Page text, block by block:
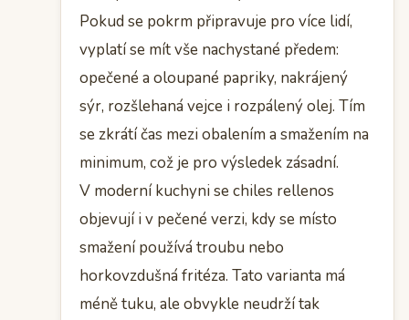
Pokud se pokrm připravuje pro více lidí,
vyplatí se mít vše nachystané předem:
opečené a oloupané papriky, nakrájený
sýr, rozšlehaná vejce i rozpálený olej. Tím
se zkrátí čas mezi obalením a smažením na
minimum, což je pro výsledek zásadní.
V moderní kuchyni se chiles rellenos
objevují i v pečené verzi, kdy se místo
smažení používá troubu nebo
horkovzdušná fritéza. Tato varianta má
méně tuku, ale obvykle neudrží tak